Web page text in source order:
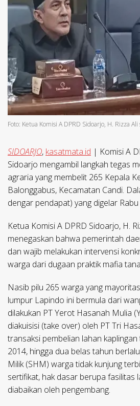
Foto: Ketua Komisi A DPRD Sidoarjo, H. Rizza
SIDOARJO, kasatmata.id | Komisi A
Sidoarjo mengambil langkah tegas
agraria yang membelit 265 Kepala
Balonggabus, Kecamatan Candi.
dengar pendapat) yang digelar
Ketua Komisi A DPRD Sidoarjo, H.
menegaskan bahwa pemerintah
dan wajib melakukan intervensi
warga dari dugaan praktik mafia
​Nasib pilu 265 warga yang
lumpur Lapindo ini bermula dari
dilakukan PT Yerot Hasanah Mulia
diakuisisi (take over) oleh PT Tri
transaksi pembelian lahan
2014, hingga dua belas tahun
Milik (SHM) warga tidak kunjung
sertifikat, hak dasar berupa fasilitas
diabaikan oleh pengembang.